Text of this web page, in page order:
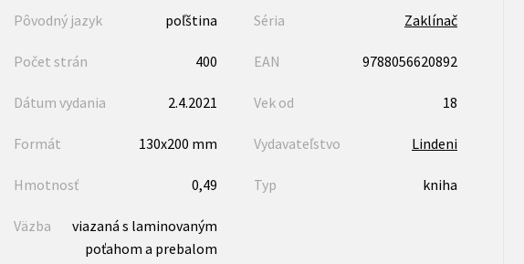
Pôvodný jazyk poľština Séria Zaklínač
Počet strán 400 EAN 9788056620892
Dátum vydania 2.4.2021 Vek od 18
Formát 130x200 mm Vydavateľstvo Lindeni
Hmotnosť 0,49 Typ kniha
Väzba
viazaná s laminovaným
poťahom a prebalom